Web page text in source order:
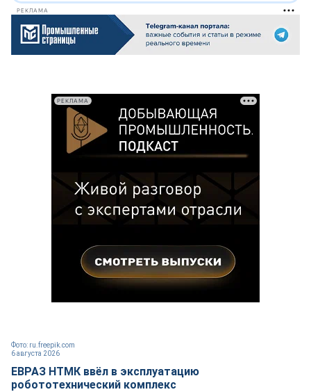
РЕКЛАМА
6 августа 2026
Фото: ru.freepik.com
ЕВРАЗ НТМК ввёл в эксплуатацию
робототехнический комплекс
РЕКЛАМА